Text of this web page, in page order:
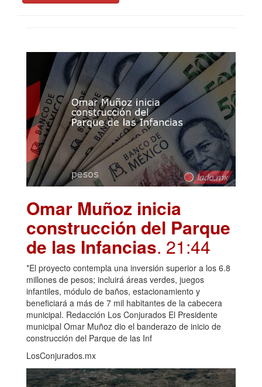
Omar Muñoz inicia
construcción del Parque
de las Infancias. 21:44
*El proyecto contempla una inversión superior a los 6.8
millones de pesos; incluirá áreas verdes, juegos
infantiles, módulo de baños, estacionamiento y
beneficiará a más de 7 mil habitantes de la cabecera
municipal. Redacción Los Conjurados El Presidente
municipal Omar Muñoz dio el banderazo de inicio de
construcción del Parque de las Inf
LosConjurados.mx